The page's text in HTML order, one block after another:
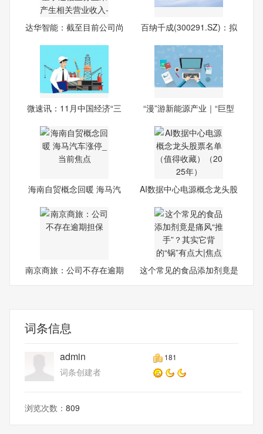
达华智能：截至目前公司尚
百纳千成(300291.SZ)：拟
微速讯：11月中国经济“三
“漫”游新能源产业｜“巨型
海南自贸概念回暖 海马汽
AI数据中心电源概念龙头股
南京商旅：公司不存在逾期
这个常见的食品添加剂竟是
词条信息
admin 181
词条创建者
浏览次数： 809